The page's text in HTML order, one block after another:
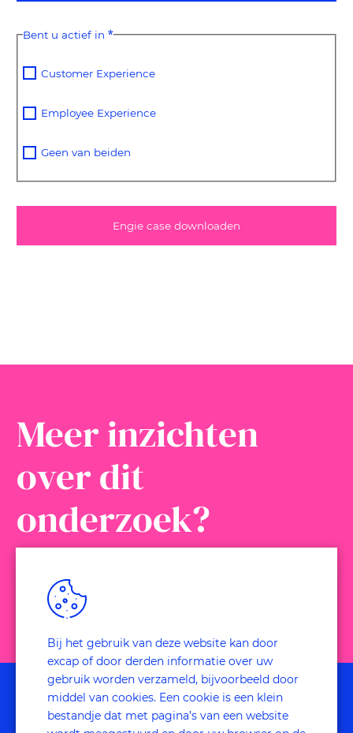
Bent u actief in*
Customer Experience
Employee Experience
Geen van beiden
Meer inzichten
over dit
onderzoek?
Download de case!
Bij het gebruik van deze website kan door
excap of door derden informatie over uw
gebruik worden verzameld, bijvoorbeeld door
middel van cookies. Een cookie is een klein
bestandje dat met pagina’s van een website